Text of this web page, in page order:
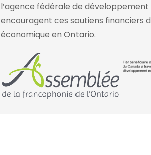
l’agence fédérale de développement
encouragent ces soutiens financiers
économique en Ontario.